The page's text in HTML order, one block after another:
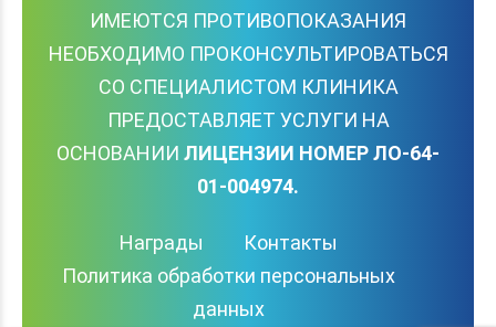
ИМЕЮТСЯ ПРОТИВОПОКАЗАНИЯ
НЕОБХОДИМО ПРОКОНСУЛЬТИРОВАТЬСЯ
СО СПЕЦИАЛИСТОМ КЛИНИКА
ПРЕДОСТАВЛЯЕТ УСЛУГИ НА
ОСНОВАНИИ ЛИЦЕНЗИИ НОМЕР ЛО-64-
01-004974.
Награды
Контакты
Политика обработки персональных
данных